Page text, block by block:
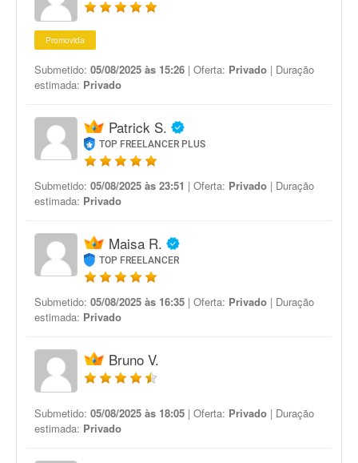
Promovida
Submetido: 05/08/2025 às 15:26 | Oferta: Privado | Duração
estimada: Privado
Patrick S.
TOP FREELANCER PLUS
Submetido: 05/08/2025 às 23:51 | Oferta: Privado | Duração
estimada: Privado
Maisa R.
TOP FREELANCER
Submetido: 05/08/2025 às 16:35 | Oferta: Privado | Duração
estimada: Privado
Bruno V.
Submetido: 05/08/2025 às 18:05 | Oferta: Privado | Duração
estimada: Privado